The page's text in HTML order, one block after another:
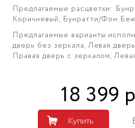
Предлагаемые расцветки:
Коричневый, Бунратти/Фон
Предлагаемые варианты
дверь без зеркала, Левая
Правая дверь с зеркалом,
18 399
Купить